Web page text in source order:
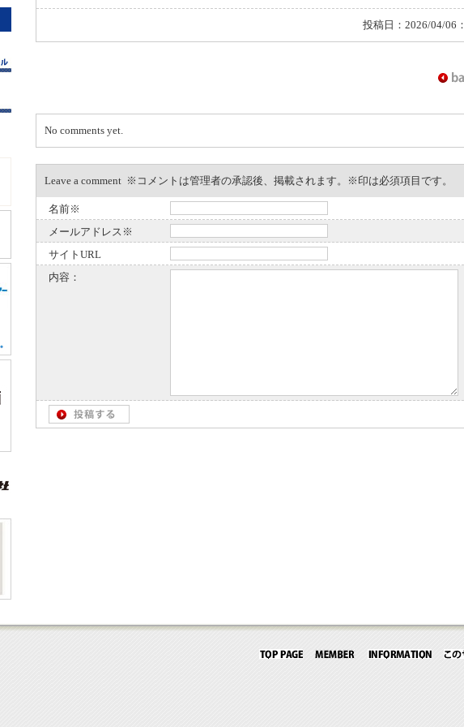
投稿日：2026/04/06：
No comments yet.
Leave a comment ※コメントは管理者の承認後、掲載されます。※印は必須項目です。
名前※
メールアドレス※
サイトURL
内容：